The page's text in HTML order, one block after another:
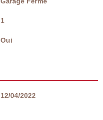
1
Oui
12/04/2022